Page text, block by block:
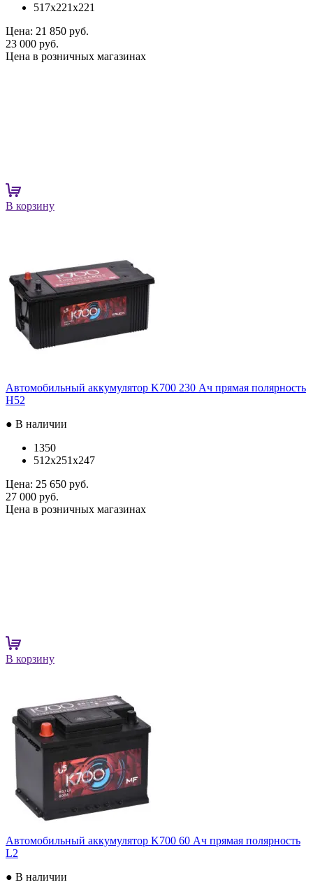
517x221x221
Цена: 21 850 руб.
23 000 руб.
Цена в розничных магазинах
В корзину
Автомобильный аккумулятор K700 230 Ач прямая полярность
H52
● В наличии
1350
512x251x247
Цена: 25 650 руб.
27 000 руб.
Цена в розничных магазинах
В корзину
Автомобильный аккумулятор K700 60 Ач прямая полярность
L2
● В наличии